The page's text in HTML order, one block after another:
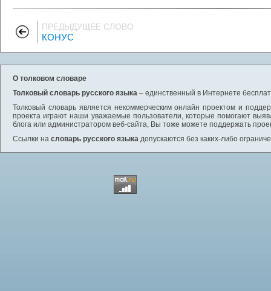
ПРЕДЫДУЩЕЕ СЛОВО
КОНУС
О толковом словаре
Толковый словарь русского языка – единственный в Интернете
Толковый словарь является некоммерческим онлайн проектом и
проекта играют наши уважаемые пользователи, которые помогают
блога или администратором веб-сайта, Вы тоже можете поддержать
Ссылки на словарь русского языка допускаются без каких-либо